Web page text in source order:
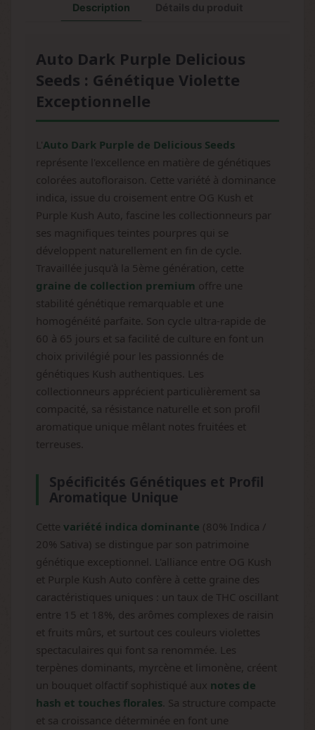
Description
Auto Dark Purple Delicious
Seeds : Génétique Violette
Exceptionnelle
L'Auto Dark Purple de Delicious Seeds
représente l'excellence en matière de génétiques
colorées autofloraison. Cette variété à dominance
indica, issue du croisement entre OG Kush et
Purple Kush Auto, fascine les collectionneurs par
ses magnifiques teintes pourpres qui se
développent naturellement en fin de cycle.
Travaillée jusqu'à la 5ème génération, cette
graine de collection premium offre une
stabilité génétique remarquable et une
homogénéité parfaite. Son cycle ultra-rapide de
60 à 65 jours et sa facilité de culture en font un
choix privilégié pour les passionnés de
génétiques Kush authentiques. Les
collectionneurs apprécient particulièrement sa
compacité, sa résistance naturelle et son profil
aromatique unique mêlant notes fruitées et
terreuses.
Spécificités Génétiques et Profil
Aromatique Unique
Cette variété indica dominante (80% Indica /
20% Sativa) se distingue par son patrimoine
génétique exceptionnel. L'alliance entre OG Kush
et Purple Kush Auto confère à cette graine des
caractéristiques uniques : un taux de THC oscillant
entre 15 et 18%, des arômes complexes de raisin
et fruits mûrs, et surtout ces couleurs violettes
spectaculaires qui font sa renommée. Les
terpènes dominants, myrcène et limonène, créent
un bouquet olfactif sophistiqué aux notes de
hash et touches florales . Sa structure compacte
et sa croissance déterminée en font une